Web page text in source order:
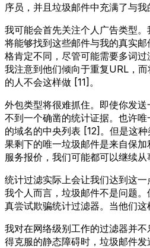
序员，并且垃圾邮件中充满了与我
我可能会首先关注个人广告类型
将能够找到这些邮件与我的真实
格肯定不同，尽管可能需要多词过
我注意到他们倾向于重复URL，
的人不会这样做 [11]。
外包类型将很难抓住。即使你发
不到一个确凿的统计证据。也许
的域名的中央列表 [12]。但是这
果剩下的唯一垃圾邮件是来自保
服务报价，我们可能都可以继续从
统计过滤实际上会让我们达到这
我个人而言，垃圾邮件不是问题
真尝试欺骗统计过滤器。当他们这
我对在网络级别工作的过滤器并
得克服的静态障碍时，垃圾邮件